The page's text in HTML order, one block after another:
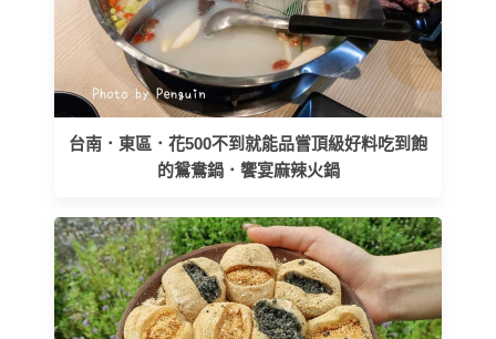
台南．東區．花500不到就能品嘗頂級好料吃到飽
的鴛鴦鍋．饗宴麻辣火鍋